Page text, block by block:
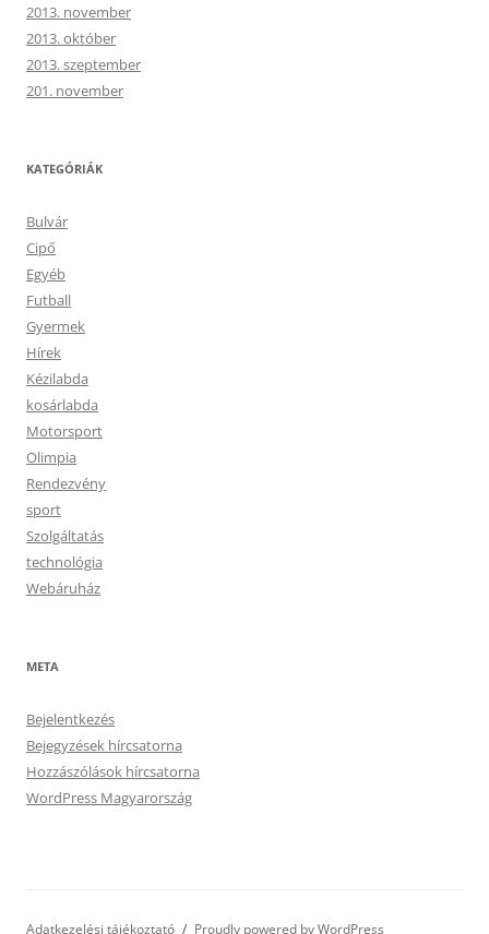
2013. november
2013. október
2013. szeptember
201. november
KATEGÓRIÁK
Bulvár
Cipő
Egyéb
Futball
Gyermek
Hírek
Kézilabda
kosárlabda
Motorsport
Olimpia
Rendezvény
sport
Szolgáltatás
technológia
Webáruház
META
Bejelentkezés
Bejegyzések hírcsatorna
Hozzászólások hírcsatorna
WordPress Magyarország
Adatkezelési tájékoztató Proudly powered by WordPress